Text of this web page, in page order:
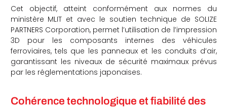
Cet objectif, atteint conformément aux normes du
ministère MLIT et avec le soutien technique de SOLIZE
PARTNERS Corporation, permet l’utilisation de l’impression
3D pour les composants internes des véhicules
ferroviaires, tels que les panneaux et les conduits d’air,
garantissant les niveaux de sécurité maximaux prévus
par les réglementations japonaises.
Cohérence technologique et fiabilité des